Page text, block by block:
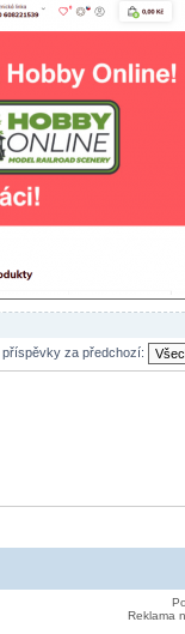
příspěvky za předchozí:
Reklama